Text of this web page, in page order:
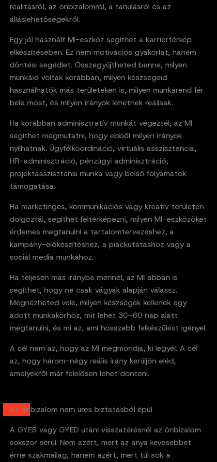
realitásról, az önbizalomról, a tanulásról és az
álláslehetőségekről.
Egy jól használt MI-eszköz segíthet a karriertérkép
elkészítésében. Ez nem motivációs gyakorlat, hanem
döntési segédlet. Összegyűjtheted benne, milyen
munkáid voltak korábban, milyen készségeid
használhatók más területeken is, milyen munkarend fér
bele most, és milyen irányok lehetnek reálisak.
Ha korábban adminisztratív munkát végeztél, az MI
segíthet megmutatni, hogy ebből milyen irányok
nyílhatnak. Ügyfélkoordináció, virtuális asszisztencia,
HR-adminisztráció, pénzügyi adminisztráció,
projektasszisztensi munka vagy belső folyamatok
támogatása.
Ha marketinges, kommunikációs vagy kreatív területen
dolgoztál, segíthet feltérképezni, milyen MI-eszközöket
érdemes megtanulni a tartalomtervezéshez, a
kampány-előkészítéshez, a piackutatáshoz vagy a
social media munkához.
Ha teljesen más irányba mennél, az MI abban is
segíthet, hogy ne csak vágyak alapján válassz.
Megnézheted vele, milyen készségek kellenek egy
adott munkakörhöz, mit lehet 30–60 nap alatt
megtanulni, és mi az, ami hosszabb felkészülést igényel.
A cél nem az, hogy az MI megmondja, ki legyél. A cél
az, hogy három-négy reális irány kerüljön eléd,
amelyekről már felelősen lehet dönteni.
Az önbizalom nem üres biztatásból épül
A GYES vagy GYED utáni visszatérésnél az önbizalom
sokszor sérül. Nem azért, mert az anya kevesebbet
érne szakmailag, hanem azért, mert túl sok a